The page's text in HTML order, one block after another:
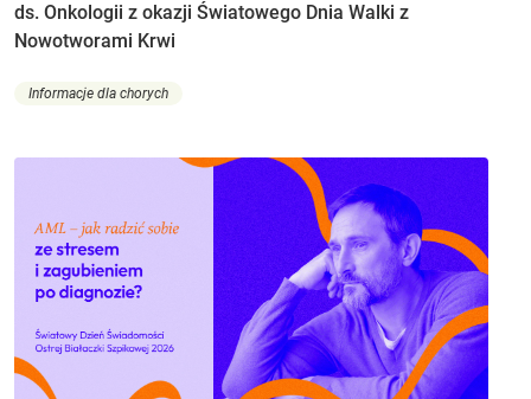
ds. Onkologii z okazji Światowego Dnia Walki z
Nowotworami Krwi
Informacje dla chorych